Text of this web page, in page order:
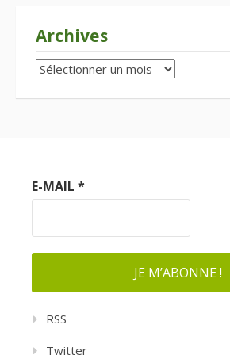
Archives
Archives
E-MAIL *
RSS
Twitter